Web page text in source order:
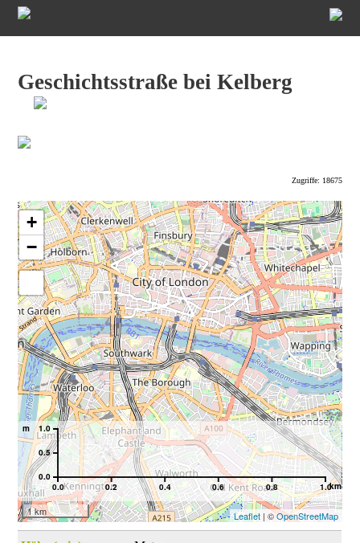
Geschichtsstraße bei Kelberg
Zugriffe: 18675
+
−
0.0 0.2 0.4 0.6 0.8 1.0km
0.0
0.5
1.0
m
1 km Leaflet| ©OpenStreetMap